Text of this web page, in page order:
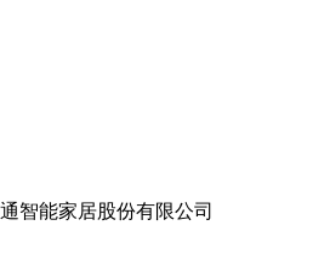
智能家居股份有限公司